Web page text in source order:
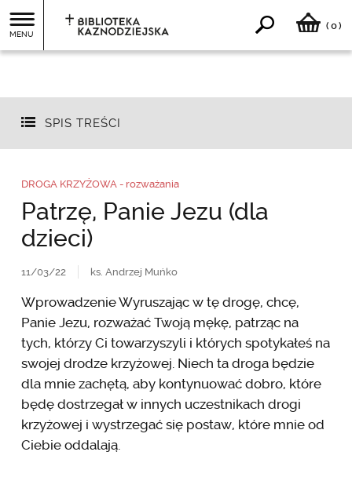
MENU
( 0)
SPIS TREŚCI
DROGA KRZYŻOWA - rozważania
Patrzę, Panie Jezu (dla
dzieci)
11/03/22 ks. Andrzej Muńko
Wprowadzenie Wyruszając w tę drogę, chcę,
Panie Jezu, rozważać Twoją mękę, patrząc na
tych, którzy Ci towarzyszyli i których spotykałeś na
swojej drodze krzyżowej. Niech ta droga będzie
dla mnie zachętą, aby kontynuować dobro, które
będę dostrzegał w innych uczestnikach drogi
krzyżowej i wystrzegać się postaw, które mnie od
Ciebie oddalają.